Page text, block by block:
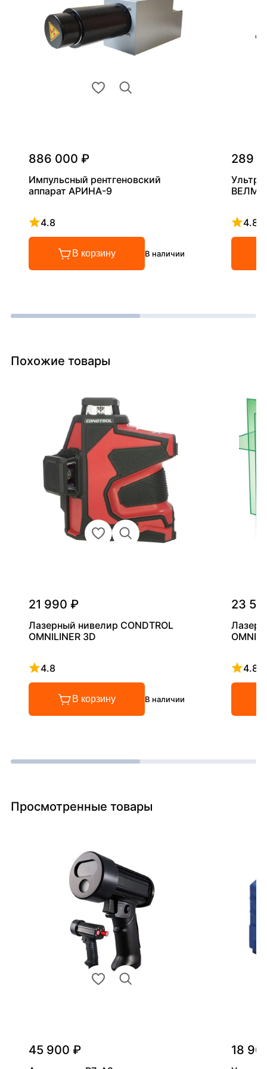
886 000 ₽
Импульсный рентгеновский
аппарат АРИНА-9
4.8
Рейтинг 4.8 из 5
В корзину В наличии
289
4.8
Похожие товары
21 990 ₽
Лазерный нивелир CONDTROL
OMNILINER 3D
4.8
Рейтинг 4.8 из 5
В корзину В наличии
23
4.8
Просмотренные товары
45 900 ₽ 18